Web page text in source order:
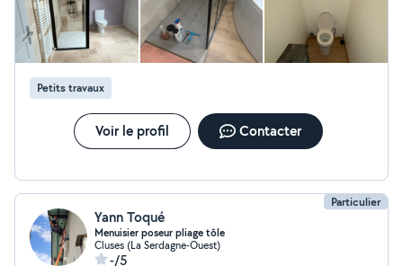
Petits travaux
Voir le profil Contacter
Particulier
Yann Toqué
Menuisier poseur pliage tôle
Cluses (La Serdagne-Ouest)
-/5